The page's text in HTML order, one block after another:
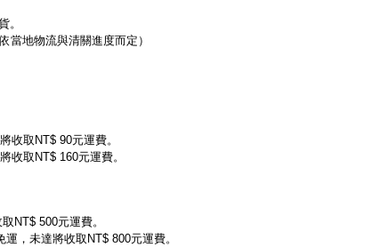
。
當地物流與清關進度而定）
收取NT$ 90元運費。
收取NT$ 160元運費。
NT$ 500元運費。
，未達將收取NT$ 800元運費。